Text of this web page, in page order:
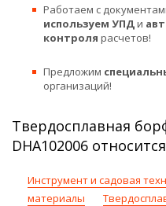
Работаем с
используем УПДи
контроля расчетов!
Предложим
организаций!
Твердосплавная
DHA102006
Инструмент и садовая
материалы